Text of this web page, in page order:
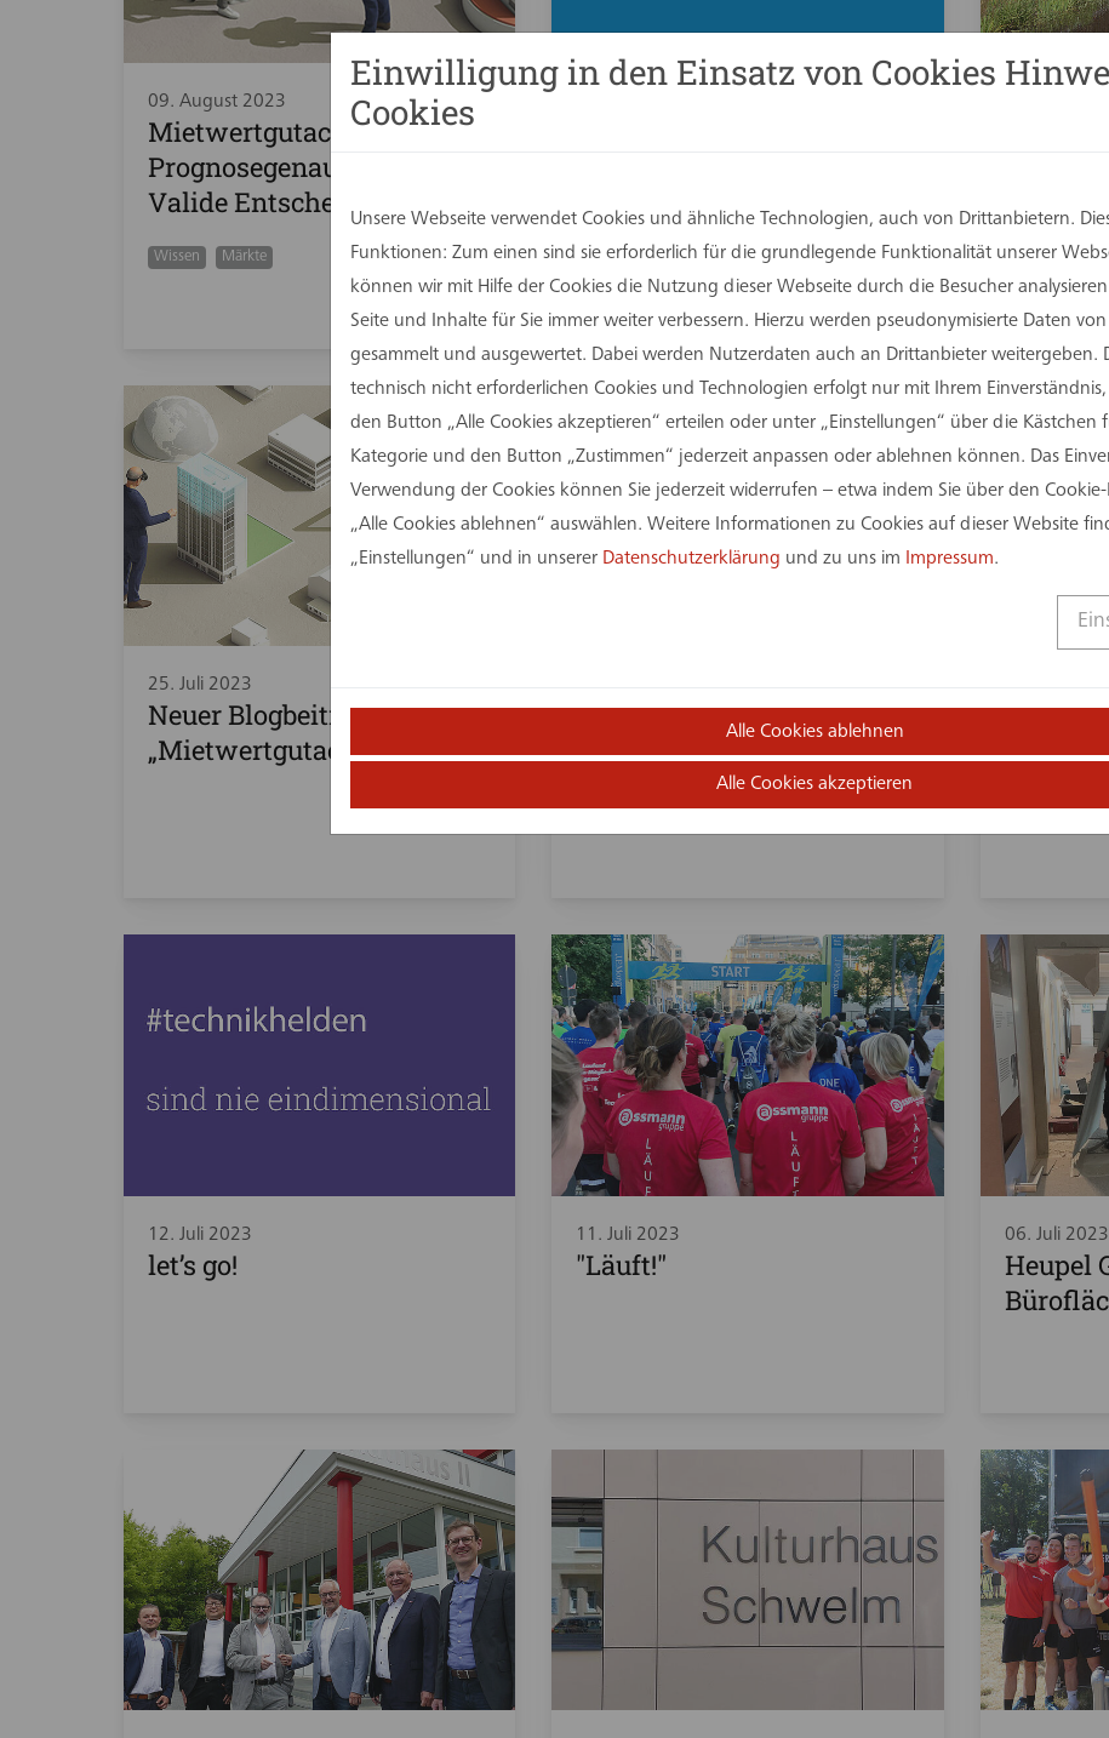
09. August 2023
Mietwertgutachten. Hohe
Prognosegenauigkeit.
Valide Entscheidung.
Wissen Märkte
25. Juli 2023
Neuer Blogbeitrag:
„Mietwertgutachten“
CAD-Spezialistin vor Ort
12. Juli 2023
let’s go!
11. Juli 2023
"Läuft!"
06. Juli 2023
Heupel
Einwilligung in den Einsatz von Cookies
Cookies
Unsere Webseite verwendet Cookies und ähnliche Technologien, auch von Drittanbietern.
Funktionen: Zum einen sind sie erforderlich für die grundlegende Funktionalität unserer
können wir mit Hilfe der Cookies die Nutzung dieser Webseite durch die Besucher
Seite und Inhalte für Sie immer weiter verbessern. Hierzu werden pseudonymisierte Daten
gesammelt und ausgewertet. Dabei werden Nutzerdaten auch an Drittanbieter weitergeben.
technisch nicht erforderlichen Cookies und Technologien erfolgt nur mit Ihrem
den Button „Alle Cookies akzeptieren“ erteilen oder unter „Einstellungen“ über die Kästchen
Kategorie und den Button „Zustimmen“ jederzeit anpassen oder ablehnen können. Das
Verwendung der Cookies können Sie jederzeit widerrufen – etwa indem Sie über den
„Alle Cookies ablehnen“ auswählen. Weitere Informationen zu Cookies auf dieser Website
„Einstellungen“ und in unserer Datenschutzerklärung und zu uns im Impressum.
Alle Cookies ablehnen
Alle Cookies akzeptieren